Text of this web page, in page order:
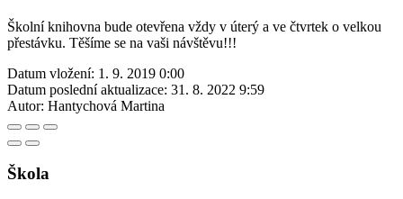
Školní knihovna bude otevřena vždy v úterý a ve čtvrtek o velkou
přestávku. Těšíme se na vaši návštěvu!!!
Datum vložení: 1. 9. 2019 0:00
Datum poslední aktualizace: 31. 8. 2022 9:59
Autor: Hantychová Martina
Škola